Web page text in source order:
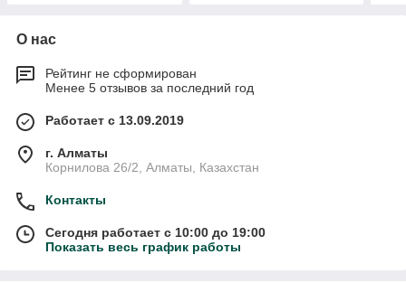
О нас
Рейтинг не сформирован
Менее 5 отзывов за последний год
Работает с 13.09.2019
г. Алматы
Корнилова 26/2, Алматы, Казахстан
Контакты
Сегодня работает с 10:00 до 19:00
Показать весь график работы